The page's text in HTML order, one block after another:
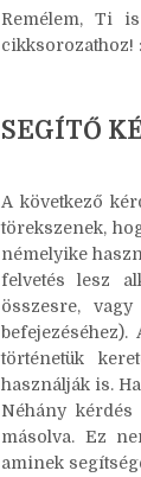
Remélem, Ti
cikksorozathoz!
SEGÍTŐ
A következő
törekszenek,
némelyike
felvetés lesz
összesre,
történetük
használják is.
Néhány
másolva. Ez
aminek